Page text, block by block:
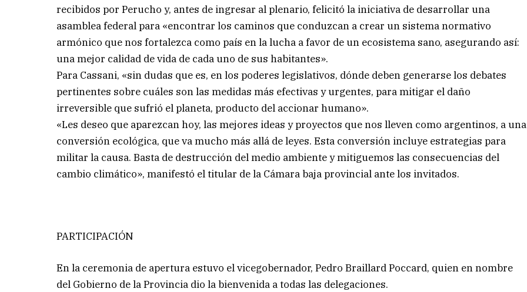
recibidos por Perucho y, antes de ingresar al plenario, felicitó la iniciativa de desarrollar una
asamblea federal para «encontrar los caminos que conduzcan a crear un sistema normativo
armónico que nos fortalezca como país en la lucha a favor de un ecosistema sano, asegurando así:
una mejor calidad de vida de cada uno de sus habitantes».
Para Cassani, «sin dudas que es, en los poderes legislativos, dónde deben generarse los debates
pertinentes sobre cuáles son las medidas más efectivas y urgentes, para mitigar el daño
irreversible que sufrió el planeta, producto del accionar humano».
«Les deseo que aparezcan hoy, las mejores ideas y proyectos que nos lleven como argentinos, a una
conversión ecológica, que va mucho más allá de leyes. Esta conversión incluye estrategias para
militar la causa. Basta de destrucción del medio ambiente y mitiguemos las consecuencias del
cambio climático», manifestó el titular de la Cámara baja provincial ante los invitados.
PARTICIPACIÓN
En la ceremonia de apertura estuvo el vicegobernador, Pedro Braillard Poccard, quien en nombre
del Gobierno de la Provincia dio la bienvenida a todas las delegaciones.